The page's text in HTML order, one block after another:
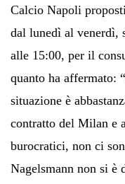
Calcio Napoli
dal lunedì al venerdì,
alle 15:00, per il
quanto ha affermato:
situazione è
contratto del Milan e
burocratici, non ci
Nagelsmann non si è